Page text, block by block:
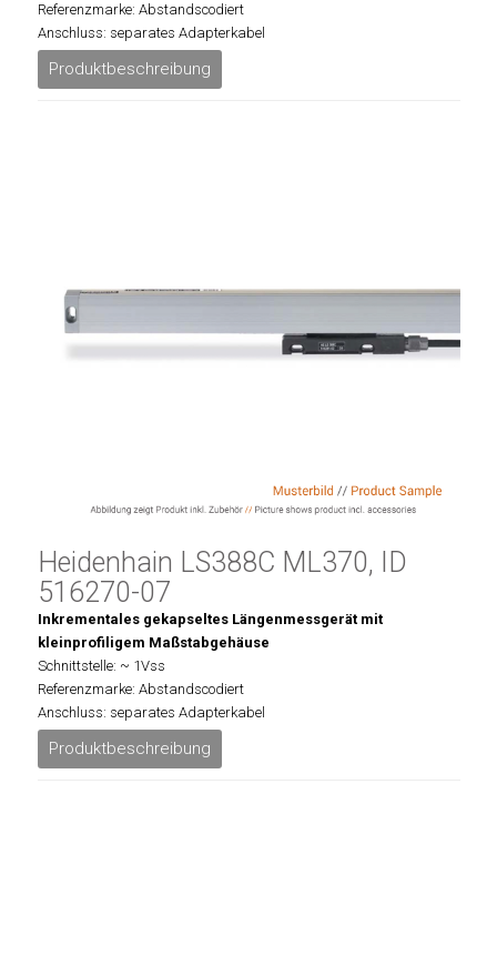
Referenzmarke: Abstandscodiert
Anschluss: separates Adapterkabel
Produktbeschreibung
Heidenhain LS388C ML370, ID
516270-07
Inkrementales gekapseltes Längenmessgerät mit
kleinprofiligem Maßstabgehäuse
Schnittstelle: ~ 1Vss
Referenzmarke: Abstandscodiert
Anschluss: separates Adapterkabel
Produktbeschreibung